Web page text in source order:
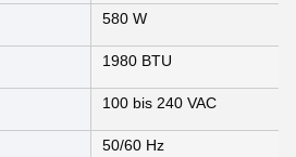
580 W
1980 BTU
100 bis 240 VAC
50/60 Hz